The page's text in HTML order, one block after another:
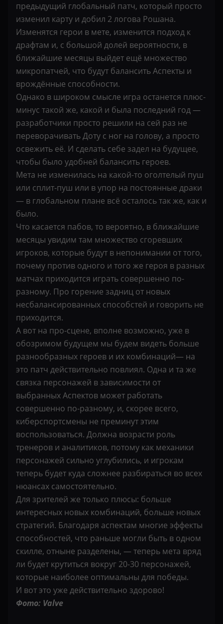
предыдущий глобальный патч, который просто
изменил карту и добил 2 логова Рошана.
Изменятся герои в мете, изменится подход к
драфтам и, с большой долей вероятности, в
ближайшие месяцы выйдет ещё множество
микропатчей, что будут балансить Аспекты и
врождённые способности.
Однако в широком смысле игра останется плюс-
минус такой же, какой и была последний год —
разработчики просто решили на сей раз не
переворачивать Доту с ног на голову, а просто
освежить её. И сделать себе задел на будущее,
чтобы было удобней балансить героев.
Мета не изменилась на какой-то оголтелый пуш
или сплит-пуш или в упор на постоянные драки
— в глобальном плане всё осталось так же, как и
было.
Что касается пабов, то вероятно, в ближайшие
месяцы увидим там множество сгоревших
игроков, которые будут в непонимании от того,
почему против одного и того же героя в разных
матчах приходится играть совершенно по-
разному. Про горение задниц от новых
несбалансированных способстей и говорить не
приходится.
А вот на про-сцене, вполне возможно, уже в
обозримом будущем мы будем видеть больше
разнообразных героев и их комбинаций— на
это патч действительно повлиял. Одна и та же
связка персонажей в зависимости от
выбранных Аспектов может работать
совершенно по-разному, и, скорее всего,
киберспортсмены не преминут этим
воспользоваться. Должна возрасти роль
тренеров и аналитиков, потому как механики
персонажей сильно углубились, и игрокам
теперь будет куда сложнее разбираться во всех
нюансах самостоятельно.
Для зрителей же только плюсы: больше
интересных новых комбинаций, больше новых
стратегий. Благодаря аспектам многие эффекты
способностей, что раньше могли быть в одном
скилле, отныне разделены, — теперь мета вряд
ли будет крутиться вокруг 20-30 персонажей,
которые наиболее оптимальны для победы.
И вот это уже действительно здорово!
Фото: Valve